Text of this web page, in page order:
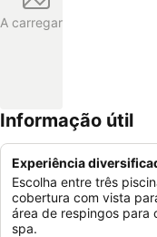
A carregar
Informação útil
Experiência
Escolha entre três
cobertura com vista
área de respingos para
spa.